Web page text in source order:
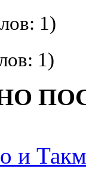
1)
1)
и